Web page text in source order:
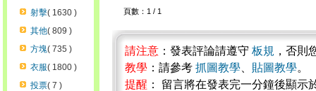
射擊( 1630 )
其他( 809 )
方塊( 735 )
衣服( 1800 )
投票( 7 )
頁數：1 / 1
請注意 ：發表評論請遵守 板規 ，否則
教學 ：請參考 抓圖教學 貼圖教學。
提醒 ： 留言將在發表完一分鐘後顯